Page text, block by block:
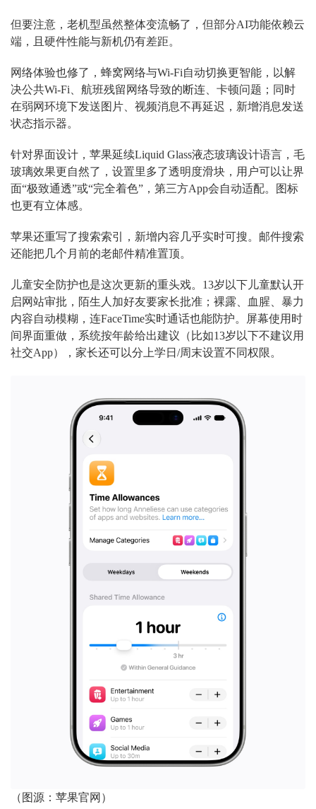
但要注意，老机型虽然整体变流畅了，但部分AI功能依赖云
端，且硬件性能与新机仍有差距。
网络体验也修了，蜂窝网络与Wi-Fi自动切换更智能，以解
决公共Wi-Fi、航班残留网络导致的断连、卡顿问题；同时
在弱网环境下发送图片、视频消息不再延迟，新增消息发送
状态指示器。
针对界面设计，苹果延续Liquid Glass液态玻璃设计语言，毛
玻璃效果更自然了，设置里多了透明度滑块，用户可以让界
面“极致通透”或“完全着色”，第三方App会自动适配。图标
也更有立体感。
苹果还重写了搜索索引，新增内容几乎实时可搜。邮件搜索
还能把几个月前的老邮件精准置顶。
儿童安全防护也是这次更新的重头戏。13岁以下儿童默认开
启网站审批，陌生人加好友要家长批准；裸露、血腥、暴力
内容自动模糊，连FaceTime实时通话也能防护。屏幕使用时
间界面重做，系统按年龄给出建议（比如13岁以下不建议用
社交App），家长还可以分上学日/周末设置不同权限。
（图源：苹果官网）